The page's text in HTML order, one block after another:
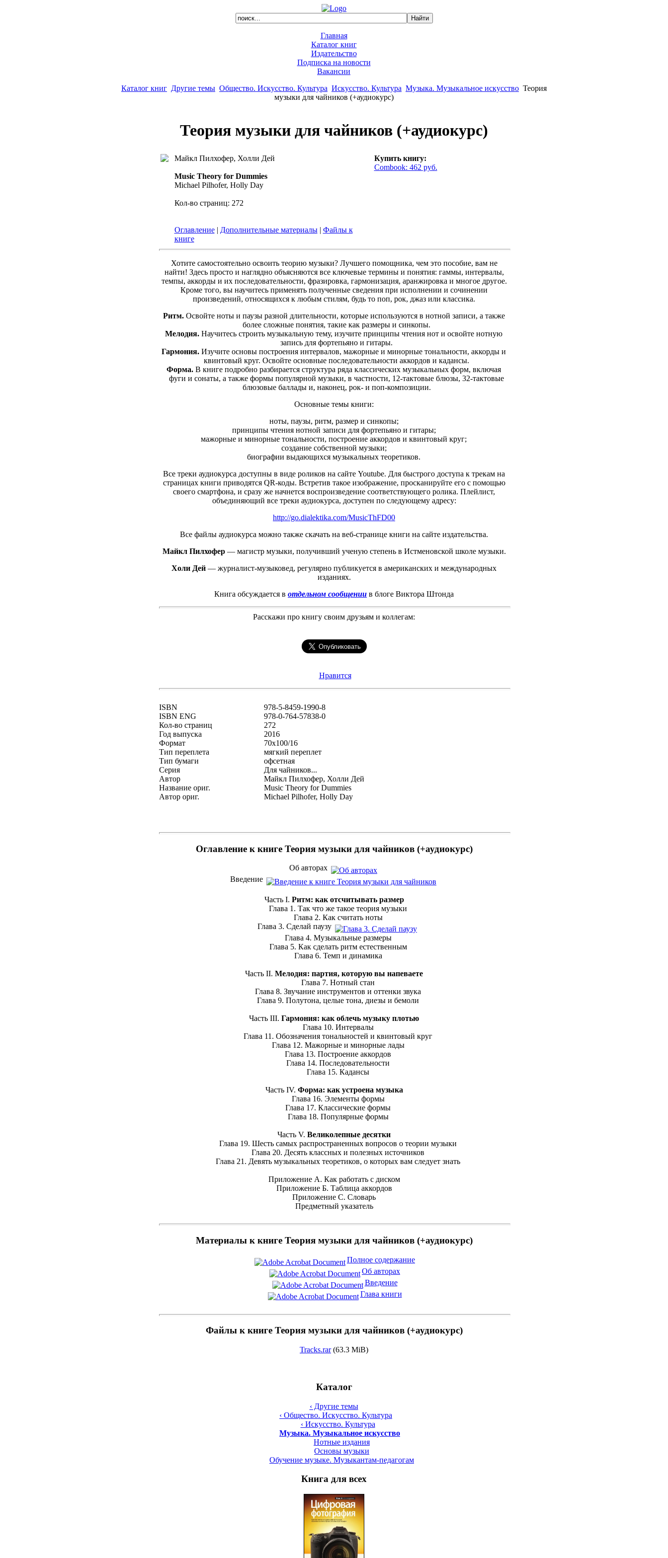
Главная
Каталог книг
Издательство
Подписка на новости
Вакансии
Каталог книг Другие темы Общество. Искусство. Культура Искусство. Культура Музыка. Музыкальное искусство Теория
музыки для чайников (+аудиокурс)
Теория музыки для чайников (+аудиокурс)
Майкл Пилхофер, Холли Дей
Music Theory for Dummies
Michael Pilhofer, Holly Day
Кол-во страниц: 272
Оглавление| Дополнительные материалы| Файлы к
книге
Купить книгу:
Combook: 462 руб.
Хотите самостоятельно освоить теорию музыки? Лучшего помощника, чем это пособие, вам не
найти! Здесь просто и наглядно объясняются все ключевые термины и понятия: гаммы, интервалы,
темпы, аккорды и их последовательности, фразировка, гармонизация, аранжировка и многое другое.
Кроме того, вы научитесь применять полученные сведения при исполнении и сочинении
произведений, относящихся к любым стилям, будь то поп, рок, джаз или классика.
Ритм.Освойте ноты и паузы разной длительности, которые используются в нотной записи, а также
более сложные понятия, такие как размеры и синкопы.
Мелодия. Научитесь строить музыкальную тему, изучите принципы чтения нот и освойте нотную
запись для фортепьяно и гитары.
Гармония. Изучите основы построения интервалов, мажорные и минорные тональности, аккорды и
квинтовый круг. Освойте основные последовательности аккордов и кадансы.
Форма. В книге подробно разбирается структура ряда классических музыкальных форм, включая
фуги и сонаты, а также формы популярной музыки, в частности, 12-тактовые блюзы, 32-тактовые
блюзовые баллады и, наконец, рок- и поп-композиции.
Основные темы книги:
ноты, паузы, ритм, размер и синкопы;
принципы чтения нотной записи для фортепьяно и гитары;
мажорные и минорные тональности, построение аккордов и квинтовый круг;
создание собственной музыки;
биографии выдающихся музыкальных теоретиков.
Все треки аудиокурса доступны в виде роликов на сайте Youtube. Для быстрого доступа к трекам на
страницах книги приводятся QR-коды. Встретив такое изображение, просканируйте его с помощью
своего смартфона, и сразу же начнется воспроизведение соответствующего ролика. Плейлист,
объединяющий все треки аудиокурса, доступен по следующему адресу:
http://go.dialektika.com/MusicThFD00
Все файлы аудиокурса можно также скачать на веб-странице книги на сайте издательства.
Майкл Пилхофер— магистр музыки, получивший ученую степень в Истменовской школе музыки.
Холи Дей — журналист-музыковед, регулярно публикуется в американских и международных
изданиях.
Книга обсуждается в отдельном сообщении в блоге Виктора Штонда
Расскажи про книгу своим друзьям и коллегам:
Нравится
ISBN
978-5-8459-1990-8
ISBN ENG
978-0-764-57838-0
Кол-во страниц
272
Год выпуска
2016
Формат
70x100/16
Тип переплета
мягкий переплет
Тип бумаги
офсетная
Серия
Для чайников...
Автор
Майкл Пилхофер, Холли Дей
Название ориг.
Music Theory for Dummies
Автор ориг.
Michael Pilhofer, Holly Day
Оглавление к книге Теория музыки для чайников (+аудиокурс)
Об авторах
Введение
Часть I. Ритм: как отсчитывать размер
Глава 1. Так что же такое теория музыки
Глава 2. Как считать ноты
Глава 3. Сделай паузу
Глава 4. Музыкальные размеры
Глава 5. Как сделать ритм естественным
Глава 6. Темп и динамика
Часть II. Мелодия: партия, которую вы напеваете
Глава 7. Нотный стан
Глава 8. Звучание инструментов и оттенки звука
Глава 9. Полутона, целые тона, диезы и бемоли
Часть III. Гармония: как облечь музыку плотью
Глава 10. Интервалы
Глава 11. Обозначения тональностей и квинтовый круг
Глава 12. Мажорные и минорные лады
Глава 13. Построение аккордов
Глава 14. Последовательности
Глава 15. Кадансы
Часть IV. Форма: как устроена музыка
Глава 16. Элементы формы
Глава 17. Классические формы
Глава 18. Популярные формы
Часть V. Великолепные десятки
Глава 19. Шесть самых распространенных вопросов о теории музыки
Глава 20. Десять классных и полезных источников
Глава 21. Девять музыкальных теоретиков, о которых вам следует знать
Приложение A. Как работать с диском
Приложение Б. Таблица аккордов
Приложение C. Словарь
Предметный указатель
Материалы к книге Теория музыки для чайников (+аудиокурс)
Полное содержание
Об авторах
Введение
Глава книги
Файлы к книге Теория музыки для чайников (+аудиокурс)
Tracks.rar(63.3 MiB)
Каталог
‹ Другие темы
‹ Общество. Искусство. Культура
‹ Искусство. Культура
Музыка. Музыкальное искусство
Нотные издания
Основы музыки
Обучение музыке. Музыкантам-педагогам
Книга для всех